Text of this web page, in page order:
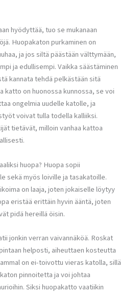
hyödyttää, tuo se mukanaan
Huopakaton purkaminen on
ja jos siltä päästään välttymään,
ja edullisempi. Vaikka säästäminen
kannata tehdä pelkästään sitä
katto on huonossa kunnossa, se voi
ongelmia uudelle katolle, ja
voivat tulla todella kalliiksi.
tietävät, milloin vanhaa kattoa
huopa? Huopa sopii
sekä myös loiville ja tasakatoille.
on laaja, joten jokaiselle löytyy
eristää erittäin hyvin ääntä, joten
pidä hereillä öisin.
jonkin verran vaivannäköä. Roskat
helposti, aiheuttaen kosteutta
on ei-toivottu vieras katolla, sillä
pinnoitetta ja voi johtaa
Siksi huopakatto vaatiikin